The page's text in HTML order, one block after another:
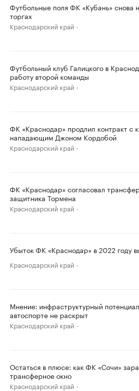
Футбольные поля ФК «Кубань» снова
торгах
Краснодарский край
Футбольный клуб Галицкого в
работу второй команды
Краснодарский край
ФК «Краснодар» продлил контракт с
нападающим Джоном Кордобой
Краснодарский край
ФК «Краснодар» согласовал
защитника Тормена
Краснодарский край
Убыток ФК «Краснодар» в 2022 году
Краснодарский край
Мнение: инфраструктурный
автоспорте не раскрыт
Краснодарский край
Остаться в плюсе: как ФК «Сочи»
трансферное окно
Краснодарский край